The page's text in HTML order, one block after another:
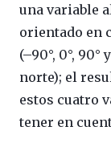
una variable
orientado en
(–90°, 0°, 90°
norte); el
estos cuatro
tener en